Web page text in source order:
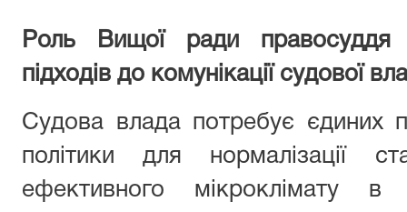
Роль Вищої ради правосуддя
підходів до комунікації судової
Судова влада потребує єдиних
політики для нормалізації
ефективного мікроклімату